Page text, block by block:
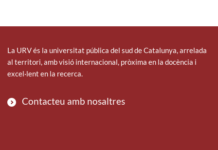
La URV és la universitat pública del sud de Catalunya, arrelada
al territori, amb visió internacional, pròxima en la docència i
excel·lent en la recerca.
Contacteu amb nosaltres